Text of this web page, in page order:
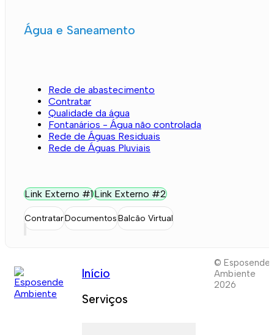
Água e Saneamento
Rede de abastecimento
Contratar
Qualidade da água
Fontanários - Água não controlada
Rede de Águas Residuais
Rede de Águas Pluviais
Link Externo #1Link Externo #2
ContratarDocumentosBalcão Virtual
Início
Serviços
© Esposende
Ambiente
2026